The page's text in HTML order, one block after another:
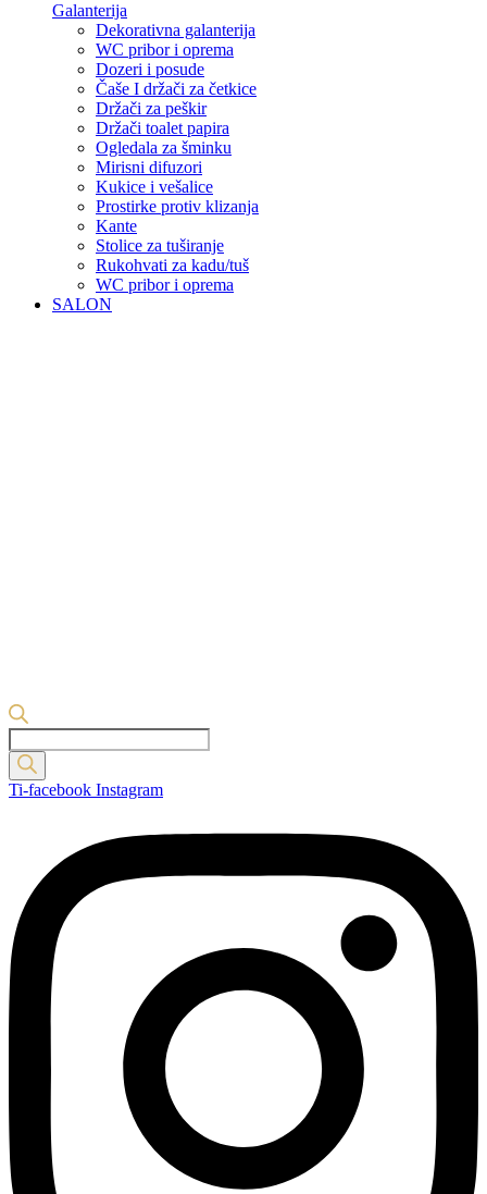
Galanterija
Dekorativna galanterija
WC pribor i oprema
Dozeri i posude
Čaše I držači za četkice
Držači za peškir
Držači toalet papira
Ogledala za šminku
Mirisni difuzori
Kukice i vešalice
Prostirke protiv klizanja
Kante
Stolice za tuširanje
Rukohvati za kadu/tuš
WC pribor i oprema
SALON
Products
search
Ti-facebook Instagram